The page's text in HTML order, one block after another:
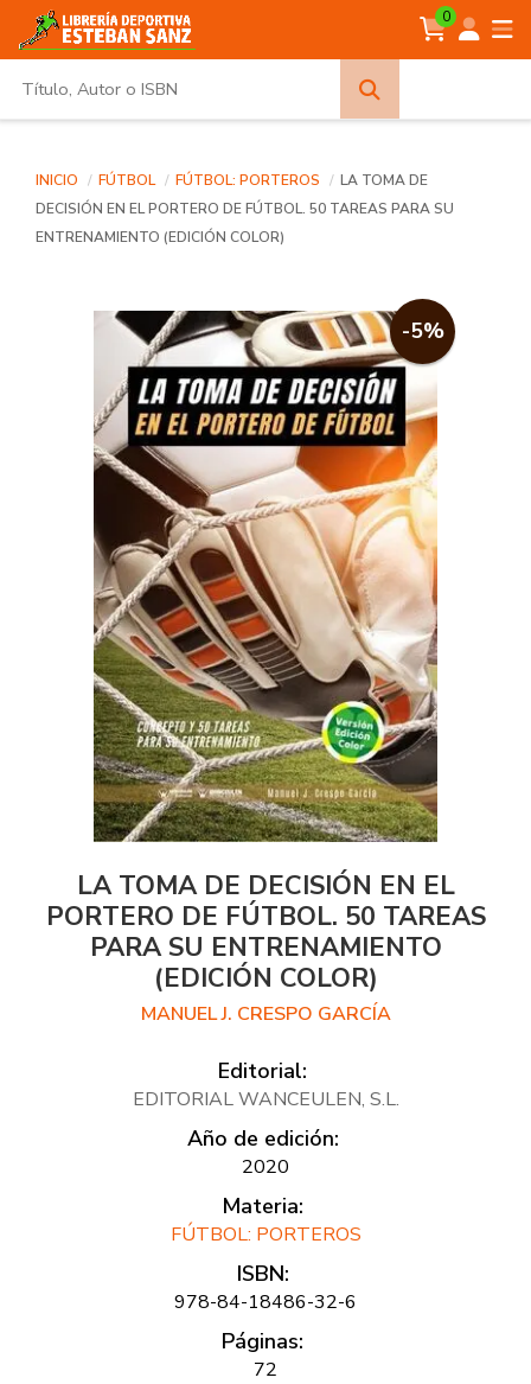
0
INICIO FÚTBOL FÚTBOL: PORTEROS
LA TOMA DE
DECISIÓN EN EL PORTERO DE FÚTBOL. 50 TAREAS PARA SU
ENTRENAMIENTO (EDICIÓN COLOR)
-5%
LA TOMA DE DECISIÓN EN EL
PORTERO DE FÚTBOL. 50 TAREAS
PARA SU ENTRENAMIENTO
(EDICIÓN COLOR)
MANUEL J. CRESPO GARCÍA
Editorial:
EDITORIAL WANCEULEN, S.L.
Año de edición:
2020
Materia:
FÚTBOL: PORTEROS
ISBN:
978-84-18486-32-6
Páginas:
72